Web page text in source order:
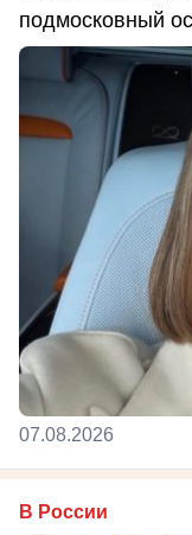
подмосковный
07.08.2026
В России